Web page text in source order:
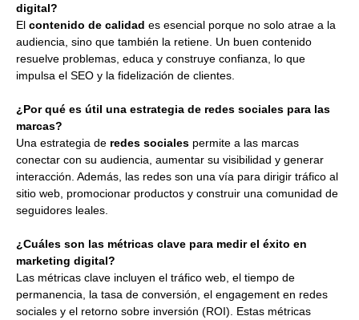
digital?
El contenido de calidad es esencial porque no solo atrae a la
audiencia, sino que también la retiene. Un buen contenido
resuelve problemas, educa y construye confianza, lo que
impulsa el SEO y la fidelización de clientes.
¿Por qué es útil una estrategia de redes sociales para las
marcas?
Una estrategia de redes sociales permite a las marcas
conectar con su audiencia, aumentar su visibilidad y generar
interacción. Además, las redes son una vía para dirigir tráfico al
sitio web, promocionar productos y construir una comunidad de
seguidores leales.
¿Cuáles son las métricas clave para medir el éxito en
marketing digital?
Las métricas clave incluyen el tráfico web, el tiempo de
permanencia, la tasa de conversión, el engagement en redes
sociales y el retorno sobre inversión (ROI). Estas métricas